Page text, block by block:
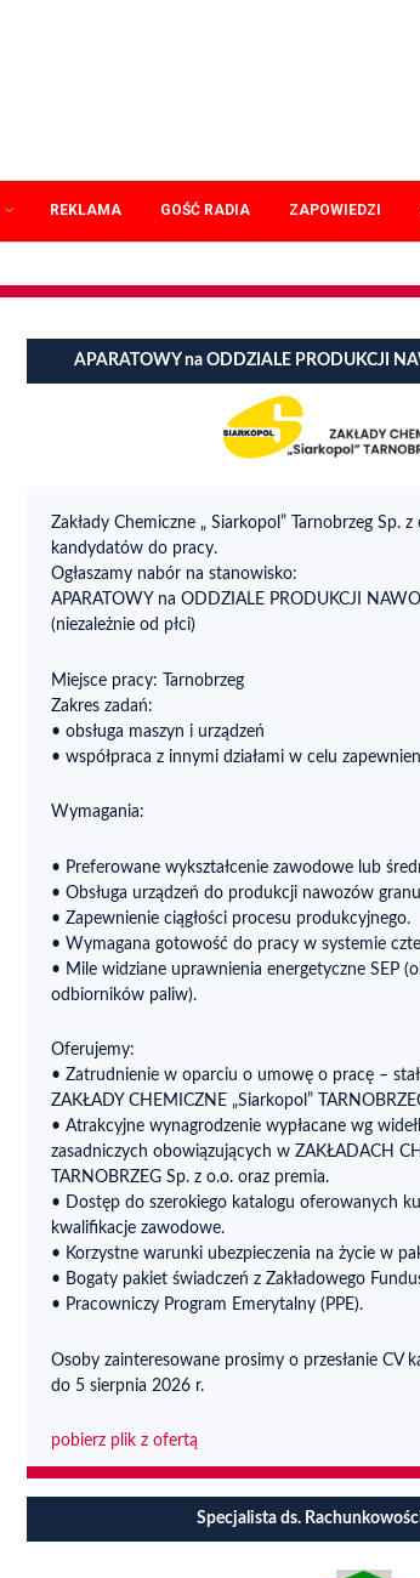
REKLAMA GOŚĆ RADIA ZAPOWIEDZI
APARATOWY na ODDZIALE PRODUKCJI
Zakłady Chemiczne „ Siarkopol” Tarnobrzeg Sp.
kandydatów do pracy.
Ogłaszamy nabór na stanowisko:
APARATOWY na ODDZIALE PRODUKCJI
(niezależnie od płci)
Miejsce pracy: Tarnobrzeg
Zakres zadań:
• obsługa maszyn i urządzeń
• współpraca z innymi działami w celu
Wymagania:
• Preferowane wykształcenie zawodowe lub
• Obsługa urządzeń do produkcji nawozów
• Zapewnienie ciągłości procesu produkcyjnego.
• Wymagana gotowość do pracy w systemie
• Mile widziane uprawnienia energetyczne SEP
odbiorników paliw).
Oferujemy:
• Zatrudnienie w oparciu o umowę o pracę –
ZAKŁADY CHEMICZNE „Siarkopol”
• Atrakcyjne wynagrodzenie wypłacane wg
zasadniczych obowiązujących w ZAKŁADACH
TARNOBRZEG Sp. z o.o. oraz premia.
• Dostęp do szerokiego katalogu oferowanych
kwalifikacje zawodowe.
• Korzystne warunki ubezpieczenia na życie w
• Bogaty pakiet świadczeń z Zakładowego
• Pracowniczy Program Emerytalny (PPE).
Osoby zainteresowane prosimy o przesłanie CV
do 5 sierpnia 2026 r.
pobierz plik z ofertą
Specjalista ds.